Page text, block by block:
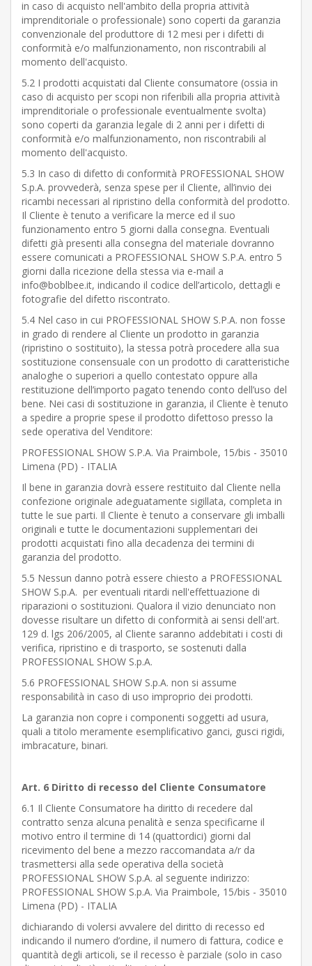
in caso di acquisto nell'ambito della propria attività
imprenditoriale o professionale) sono coperti da garanzia
convenzionale del produttore di 12 mesi per i difetti di
conformità e/o malfunzionamento, non riscontrabili al
momento dell'acquisto.
5.2 I prodotti acquistati dal Cliente consumatore (ossia in
caso di acquisto per scopi non riferibili alla propria attività
imprenditoriale o professionale eventualmente svolta)
sono coperti da garanzia legale di 2 anni per i difetti di
conformità e/o malfunzionamento, non riscontrabili al
momento dell'acquisto.
5.3 In caso di difetto di conformità PROFESSIONAL SHOW
S.p.A. provvederà, senza spese per il Cliente, all’invio dei
ricambi necessari al ripristino della conformità del prodotto.
Il Cliente è tenuto a verificare la merce ed il suo
funzionamento entro 5 giorni dalla consegna. Eventuali
difetti già presenti alla consegna del materiale dovranno
essere comunicati a PROFESSIONAL SHOW S.P.A. entro 5
giorni dalla ricezione della stessa via e-mail a
info@boblbee.it, indicando il codice dell’articolo, dettagli e
fotografie del difetto riscontrato.
5.4 Nel caso in cui PROFESSIONAL SHOW S.P.A. non fosse
in grado di rendere al Cliente un prodotto in garanzia
(ripristino o sostituito), la stessa potrà procedere alla sua
sostituzione consensuale con un prodotto di caratteristiche
analoghe o superiori a quello contestato oppure alla
restituzione dell’importo pagato tenendo conto dell’uso del
bene. Nei casi di sostituzione in garanzia, il Cliente è tenuto
a spedire a proprie spese il prodotto difettoso presso la
sede operativa del Venditore:
PROFESSIONAL SHOW S.P.A. Via Praimbole, 15/bis - 35010
Limena (PD) - ITALIA
Il bene in garanzia dovrà essere restituito dal Cliente nella
confezione originale adeguatamente sigillata, completa in
tutte le sue parti. Il Cliente è tenuto a conservare gli imballi
originali e tutte le documentazioni supplementari dei
prodotti acquistati fino alla decadenza dei termini di
garanzia del prodotto.
5.5 Nessun danno potrà essere chiesto a PROFESSIONAL
SHOW S.p.A. per eventuali ritardi nell'effettuazione di
riparazioni o sostituzioni. Qualora il vizio denunciato non
dovesse risultare un difetto di conformità ai sensi dell'art.
129 d. lgs 206/2005, al Cliente saranno addebitati i costi di
verifica, ripristino e di trasporto, se sostenuti dalla
PROFESSIONAL SHOW S.p.A.
5.6 PROFESSIONAL SHOW S.p.A. non si assume
responsabilità in caso di uso improprio dei prodotti.
La garanzia non copre i componenti soggetti ad usura,
quali a titolo meramente esemplificativo ganci, gusci rigidi,
imbracature, binari.
Art. 6 Diritto di recesso del Cliente Consumatore
6.1 Il Cliente Consumatore ha diritto di recedere dal
contratto senza alcuna penalità e senza specificarne il
motivo entro il termine di 14 (quattordici) giorni dal
ricevimento del bene a mezzo raccomandata a/r da
trasmettersi alla sede operativa della società
PROFESSIONAL SHOW S.p.A. al seguente indirizzo:
PROFESSIONAL SHOW S.p.A. Via Praimbole, 15/bis - 35010
Limena (PD) - ITALIA
dichiarando di volersi avvalere del diritto di recesso ed
indicando il numero d’ordine, il numero di fattura, codice e
quantità degli articoli, se il recesso è parziale (solo in caso